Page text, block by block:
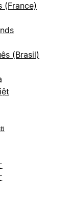
(France)
(Brasil)